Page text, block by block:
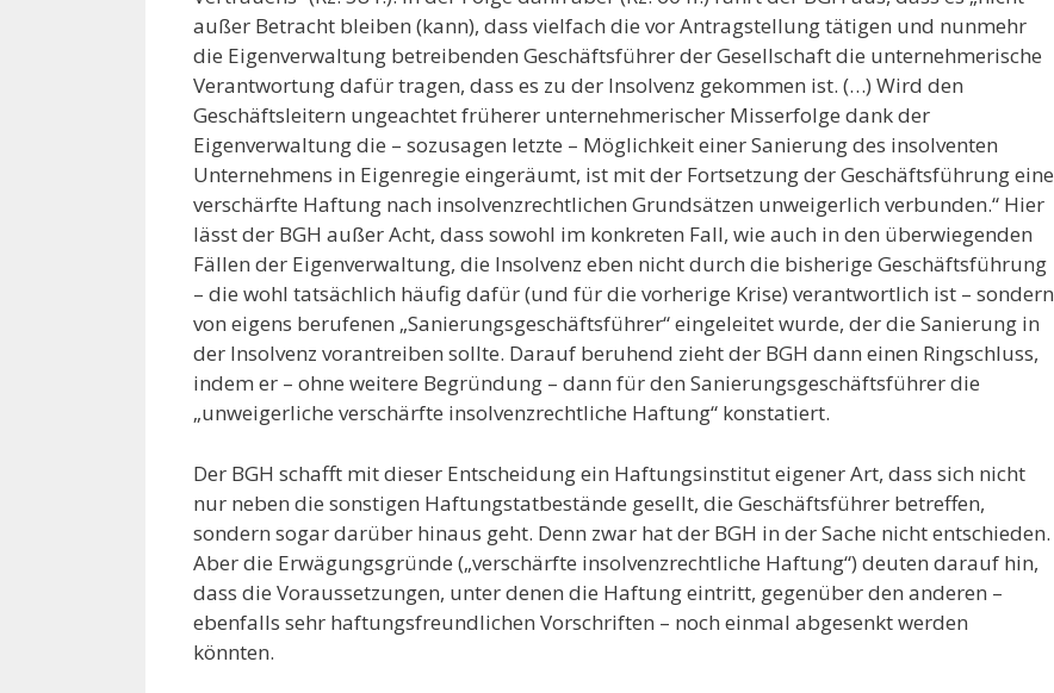
außer Betracht bleiben (kann), dass vielfach die vor Antragstellung tätigen und nunmehr
die Eigenverwaltung betreibenden Geschäftsführer der Gesellschaft die unternehmerische
Verantwortung dafür tragen, dass es zu der Insolvenz gekommen ist. (…) Wird den
Geschäftsleitern ungeachtet früherer unternehmerischer Misserfolge dank der
Eigenverwaltung die – sozusagen letzte – Möglichkeit einer Sanierung des insolventen
Unternehmens in Eigenregie eingeräumt, ist mit der Fortsetzung der Geschäftsführung eine
verschärfte Haftung nach insolvenzrechtlichen Grundsätzen unweigerlich verbunden.“ Hier
lässt der BGH außer Acht, dass sowohl im konkreten Fall, wie auch in den überwiegenden
Fällen der Eigenverwaltung, die Insolvenz eben nicht durch die bisherige Geschäftsführung
– die wohl tatsächlich häufig dafür (und für die vorherige Krise) verantwortlich ist – sondern
von eigens berufenen „Sanierungsgeschäftsführer“ eingeleitet wurde, der die Sanierung in
der Insolvenz vorantreiben sollte. Darauf beruhend zieht der BGH dann einen Ringschluss,
indem er – ohne weitere Begründung – dann für den Sanierungsgeschäftsführer die
„unweigerliche verschärfte insolvenzrechtliche Haftung“ konstatiert.
Der BGH schafft mit dieser Entscheidung ein Haftungsinstitut eigener Art, dass sich nicht
nur neben die sonstigen Haftungstatbestände gesellt, die Geschäftsführer betreffen,
sondern sogar darüber hinaus geht. Denn zwar hat der BGH in der Sache nicht entschieden.
Aber die Erwägungsgründe („verschärfte insolvenzrechtliche Haftung“) deuten darauf hin,
dass die Voraussetzungen, unter denen die Haftung eintritt, gegenüber den anderen –
ebenfalls sehr haftungsfreundlichen Vorschriften – noch einmal abgesenkt werden
könnten.